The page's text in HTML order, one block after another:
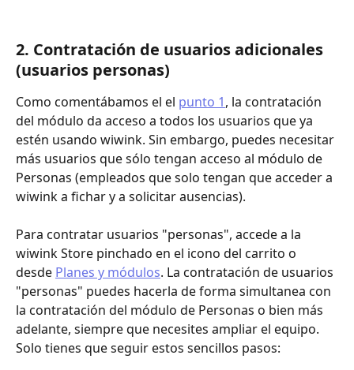
2. Contratación de usuarios adicionales
(usuarios personas)
Como comentábamos el el punto 1, la contratación
del módulo da acceso a todos los usuarios que ya
estén usando wiwink. Sin embargo, puedes necesitar
más usuarios que sólo tengan acceso al módulo de
Personas (empleados que solo tengan que acceder a
wiwink a fichar y a solicitar ausencias).
Para contratar usuarios "personas", accede a la
wiwink Store pinchado en el icono del carrito o
desde Planes y módulos. La contratación de usuarios
"personas" puedes hacerla de forma simultanea con
la contratación del módulo de Personas o bien más
adelante, siempre que necesites ampliar el equipo.
Solo tienes que seguir estos sencillos pasos: